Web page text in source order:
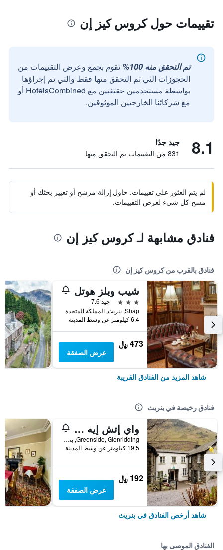
تقييمات حول كروس كيز إن
تم التحقق منه 100%
نقوم بجمع وعرض التقييمات من
الحجوزات التي تم التحقق منها فقط والتي تم إجراؤها
بواسطة مستخدمين حقيقيين مع HotelsCombined أو
مع شركائنا الخارجيين الموثوقين.
8.1 جيد جدًا
831 من التقييمات تم التحقق منها
لم يتم العثور على تقييمات. حاول إزالة مرشح أو تغيير بحثك أو
مسح كل شيء لعرض التقييمات.
فنادق مشابهة لـ كروس كيز إن
فنادق بالقرب من كروس كيز إن
شيب ويلز هوتل
3 نجوم
جيد 7.6
Shap, بنريث, المملكة المتحدة
6.4 كيلومتر عن وسط المدينة
473 ﷼
عرض الصفقة
شاهد المزيد من الفنادق القريبة
فنادق رخيصة في بنريث
واي إتش إيه هيلفيلين - هوستل
Greenside, Glenridding, بنريث, المملكة المتحدة
19.5 كيلومتر عن وسط المدينة
192 ﷼
عرض الصفقة
شاهد أرخص الفنادق في بنريث
الفنادق الموصى بها